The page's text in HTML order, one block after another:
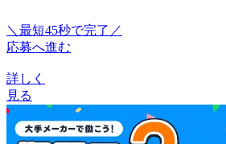
＼最短45秒で完了／
応募へ進む
詳しく
見る